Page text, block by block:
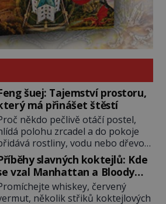
šuej: Tajemství prostoru,
má přinášet štěstí
někdo pečlivě otáčí postel,
polohu zrcadel a do pokoje
rostliny, vodu nebo dřevo?
šuej tvrdí, že domov není jen
zdí a nábytku. Je to prostor,
proudí energie čchi a jeho
může ovlivňovat, jak se
slavných koktejlů: Kde
vzal Manhattan a Bloody
whiskey, červený
několik střiků koktejlových